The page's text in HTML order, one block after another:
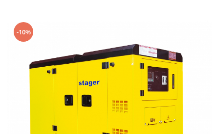
Aparate de sudura in Puncte
Aparate de taiere cu Plasma
Aparate de tras tabla-tinichigerie
Aparate de sudura cu laser
Accesorii sudura
Masti sudura
Sarma sudura MIG/MAG
-10%